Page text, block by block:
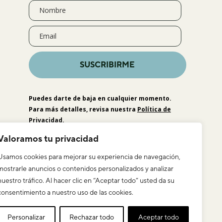
tu privacidad
cookies para mejorar su experiencia de navegación,
anuncios o contenidos personalizados y analizar
tráfico. Al hacer clic en “Aceptar todo” usted da su
a nuestro uso de las cookies.
Personalizar Rechazar todo Aceptar todo
SUSCRIBIRME
Puedes darte de baja en cualquier momento.
Para más detalles, revisa nuestra Política de
Privacidad.